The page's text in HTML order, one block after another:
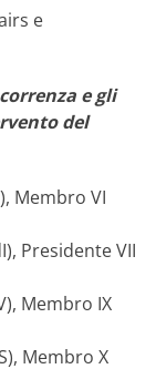
e
e gli
del
Membro VI
Presidente VII
Membro IX
Membro X